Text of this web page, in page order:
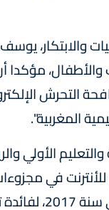
والابتكار،
والأطفال،
التحرش
المغربية".
والتعليم
في
2006، مذكرا بتنظيم